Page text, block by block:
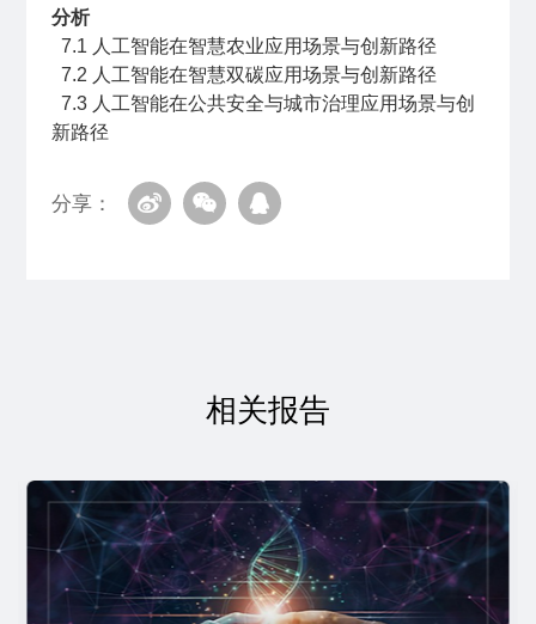
分析
7.1 人工智能在智慧农业应用场景与创新路径
7.2 人工智能在智慧双碳应用场景与创新路径
7.3 人工智能在公共安全与城市治理应用场景与创
新路径
分享：
相关报告